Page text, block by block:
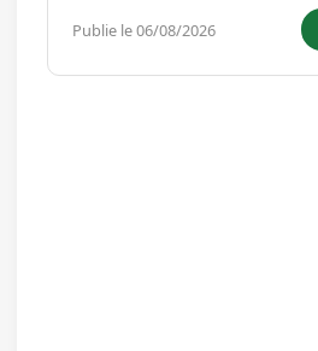
recrutement du secteur
social, recrute des Aides-
intervenir en intéri...
Publie le 06/08/2026